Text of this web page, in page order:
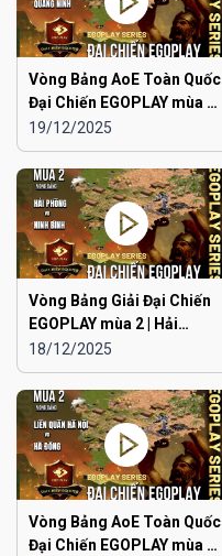
Vòng Bảng AoE Toàn Quốc
Đại Chiến EGOPLAY mùa 2 |
Aoe Đam Mê vs Quảng
Ninh
19/12/2025
Vòng Bảng Giải Đại Chiến
EGOPLAY mùa 2 | Hải
Phòng vs Ninh Bình
18/12/2025
Vòng Bảng AoE Toàn Quốc
Đại Chiến EGOPLAY mùa 2 |